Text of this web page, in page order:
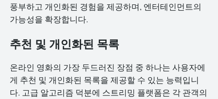
풍부하고 개인화된 경험을 제공하며, 엔터테인먼트의
가능성을 확장합니다.
추천 및 개인화된 목록
온라인 영화의 가장 두드러진 장점 중 하나는 사용자에
게 추천 및 개인화된 목록을 제공할 수 있는 능력입니
다. 고급 알고리즘 덕분에 스트리밍 플랫폼은 각 관객의